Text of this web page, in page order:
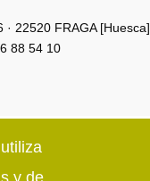
· 22520 FRAGA [Huesca]
88 54 10
y de